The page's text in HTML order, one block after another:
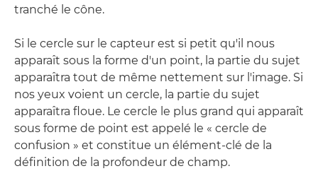
tranché le cône.
Si le cercle sur le capteur est si petit qu'il nous
apparaît sous la forme d'un point, la partie du sujet
apparaîtra tout de même nettement sur l'image. Si
nos yeux voient un cercle, la partie du sujet
apparaîtra floue. Le cercle le plus grand qui apparaît
sous forme de point est appelé le « cercle de
confusion » et constitue un élément-clé de la
définition de la profondeur de champ.